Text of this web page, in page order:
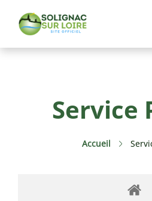
Vie Pratique
Culture & Loisirs
Service
Accueil